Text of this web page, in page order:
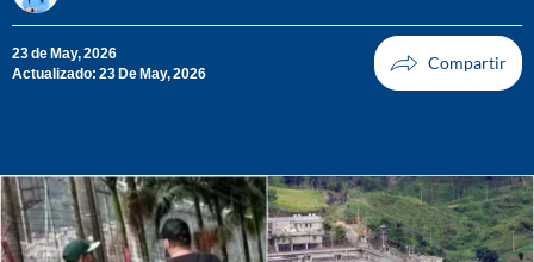
23 de May, 2026
Actualizado: 23 De May, 2026